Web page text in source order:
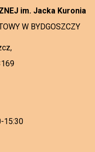
im. Jacka Kuronia
W BYDGOSZCZY
15:30